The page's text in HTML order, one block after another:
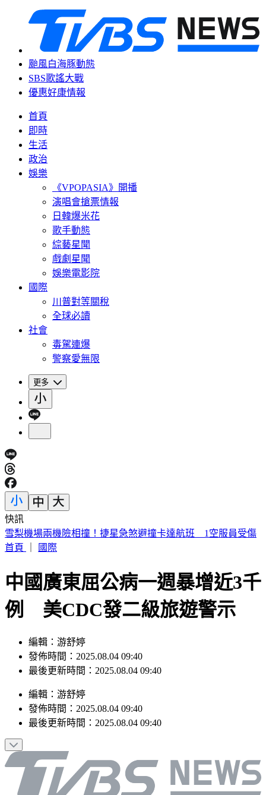
颱風白海豚動態
SBS歌謠大戰
優惠好康情報
首頁
即時
生活
政治
娛樂
《VPOPASIA》開播
演唱會搶票情報
日韓爆米花
歌手動態
綜藝星聞
戲劇星聞
娛樂電影院
國際
川普對等關稅
全球必讀
社會
毒駕連爆
警察愛無限
更多
快訊
周子瑜、葉舒華入圍2026全球百大美女 林莎首上榜
首頁
國際
中國廣東屈公病一週暴增近3千
例 美CDC發二級旅遊警示
編輯：游舒婷
發佈時間：2025.08.04 09:40
最後更新時間：2025.08.04 09:40
編輯 ： 游舒婷
發佈時間： 2025.08.04 09:40
最後更新時間： 2025.08.04 09:40